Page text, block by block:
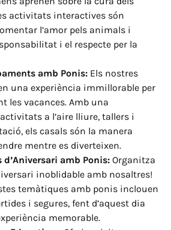
activitats interactives són
l’amor pels animals i
i el respecte per la
amb Ponis: Els nostres
una experiència immillorable per
les vacances. Amb una
a l’aire lliure, tallers i
els casals són la manera
mentre es diverteixen.
d’Aniversari amb Ponis: Organitza
inoblidable amb nosaltres!
temàtiques amb ponis inclouen
i segures, fent d’aquest dia
memorable.